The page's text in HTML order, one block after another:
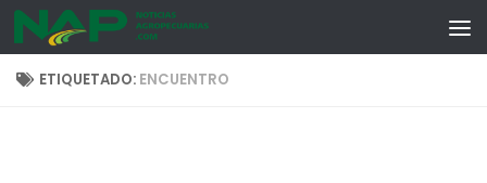
Skip to content
ETIQUETADO: ENCUENTRO